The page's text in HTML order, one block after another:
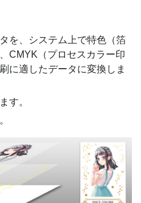
を、システム上で特色（箔
CMYK（プロセスカラー印
に適したデータに変換しま
す。